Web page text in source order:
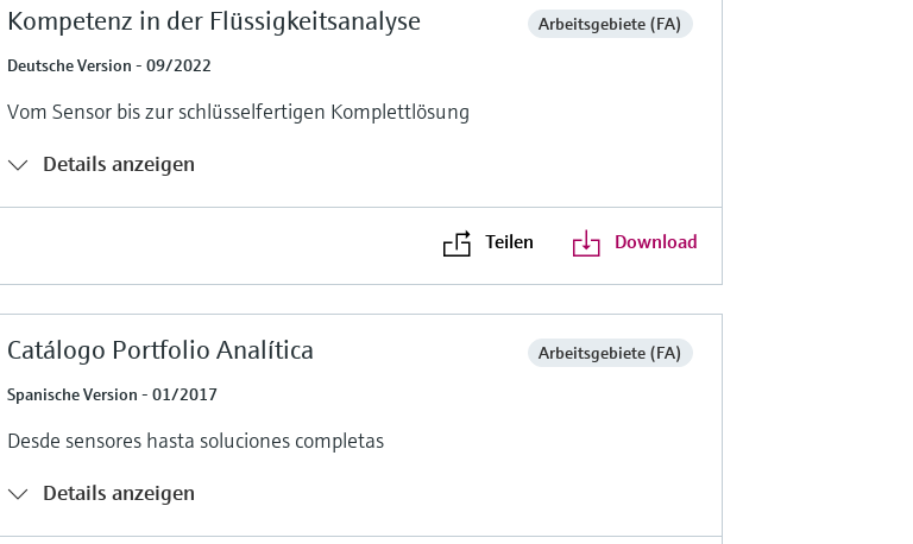
Kompetenz in der Flüssigkeitsanalyse
Arbeitsgebiete (FA)
Deutsche Version - 09/2022
Vom Sensor bis zur schlüsselfertigen Komplettlösung
Details anzeigen
Teilen Download
Catálogo Portfolio Analítica
Arbeitsgebiete (FA)
Spanische Version - 01/2017
Desde sensores hasta soluciones completas
Details anzeigen